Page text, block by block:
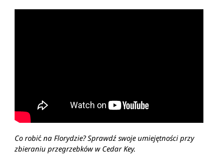
Co robić na Florydzie? Sprawdź swoje umiejętności przy
zbieraniu przegrzebków w Cedar Key.